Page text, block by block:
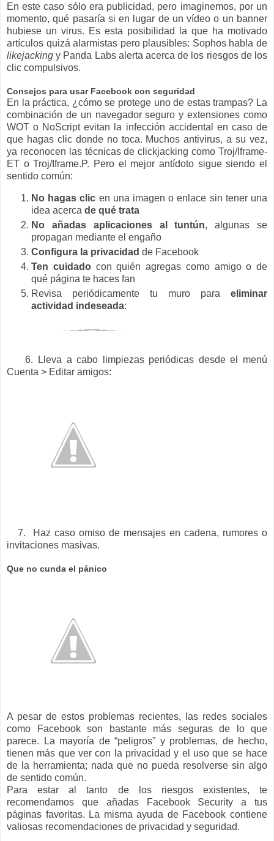
En este caso sólo era publicidad, pero imaginemos, por un
momento, qué pasaría si en lugar de un vídeo o un banner
hubiese un virus. Es esta posibilidad la que ha motivado
artículos quizá alarmistas pero plausibles: Sophos habla de
likejacking y Panda Labs alerta acerca de los riesgos de los
clic compulsivos.
Consejos para usar Facebook con seguridad
En la práctica, ¿cómo se protege uno de estas trampas? La
combinación de un navegador seguro y extensiones como
WOT o NoScript evitan la infección accidental en caso de
que hagas clic donde no toca. Muchos antivirus, a su vez,
ya reconocen las técnicas de clickjacking como Troj/Iframe-
ET o Troj/Iframe.P. Pero el mejor antídoto sigue siendo el
sentido común:
No hagas clic en una imagen o enlace sin tener una
idea acerca de qué trata
No añadas aplicaciones al tuntún, algunas se
propagan mediante el engaño
Configura la privacidad de Facebook
Ten cuidadocon quién agregas como amigo o de
qué página te haces fan
Revisa periódicamente tu muro para eliminar
actividad indeseada:
6. Lleva a cabo limpiezas periódicas desde el menú
Cuenta > Editar amigos:
7. Haz caso omiso de mensajes en cadena, rumores o
invitaciones masivas.
Que no cunda el pánico
A pesar de estos problemas recientes, las redes sociales
como Facebook son bastante más seguras de lo que
parece. La mayoría de “peligros” y problemas, de hecho,
tienen más que ver con la privacidad y el uso que se hace
de la herramienta; nada que no pueda resolverse sin algo
de sentido común.
Para estar al tanto de los riesgos existentes, te
recomendamos que añadas Facebook Security a tus
páginas favoritas. La misma ayuda de Facebook contiene
valiosas recomendaciones de privacidad y seguridad.